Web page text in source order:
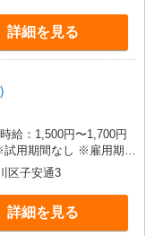
詳細を見る
用期間なし ※雇用期間
は経験・能力による
区子安通3
詳細を見る